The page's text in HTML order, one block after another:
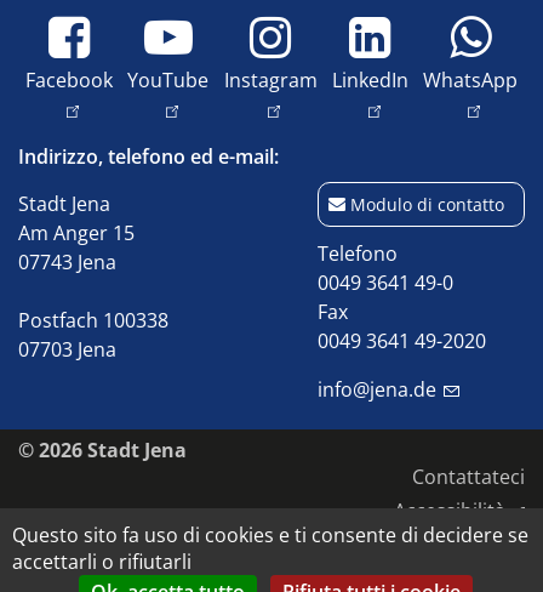
Facebook YouTube Instagram LinkedIn WhatsApp
Indirizzo, telefono ed e-mail:
Stadt Jena
Am Anger 15
07743 Jena
Postfach 100338
07703 Jena
Modulo di contatto
Telefono
0049 3641 49-0
Fax
0049 3641 49-2020
info@jena.de
© 2026 Stadt Jena
Contattateci
Accessibilità
Informativa sulla privacy
Impronta
Questo sito fa uso di cookies e ti consente di decidere se
accettarli o rifiutarli